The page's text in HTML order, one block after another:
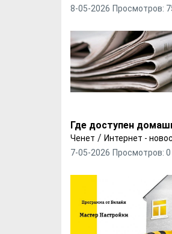
8-05-2026 Просмотров:
Где доступен
Ченет / Интернет -
7-05-2026 Просмотров: 0